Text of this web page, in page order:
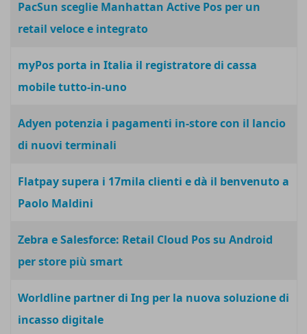
PacSun sceglie Manhattan Active Pos per un
retail veloce e integrato
myPos porta in Italia il registratore di cassa
mobile tutto-in-uno
Adyen potenzia i pagamenti in-store con il lancio
di nuovi terminali
Flatpay supera i 17mila clienti e dà il benvenuto a
Paolo Maldini
Zebra e Salesforce: Retail Cloud Pos su Android
per store più smart
Worldline partner di Ing per la nuova soluzione di
incasso digitale